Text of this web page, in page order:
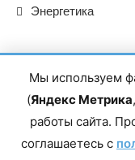
Энергетика
Главный редактор
Контакты редакции:
Мы используем
(Яндекс Метрика,
работы сайта.
соглашаетесь с